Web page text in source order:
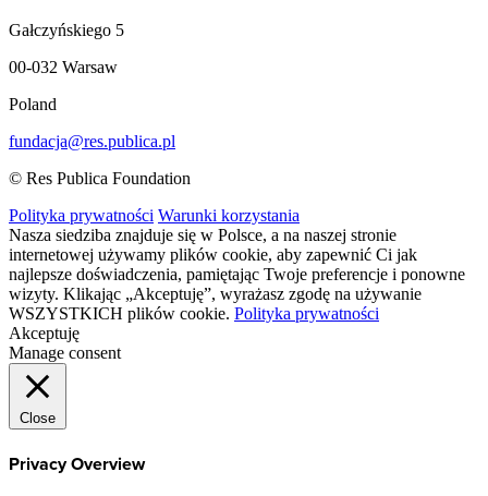
Gałczyńskiego 5
00-032 Warsaw
Poland
fundacja@res.publica.pl
© Res Publica Foundation
Polityka prywatności Warunki korzystania
Nasza siedziba znajduje się w Polsce, a na naszej stronie
internetowej używamy plików cookie, aby zapewnić Ci jak
najlepsze doświadczenia, pamiętając Twoje preferencje i ponowne
wizyty. Klikając „Akceptuję”, wyrażasz zgodę na używanie
WSZYSTKICH plików cookie. Polityka prywatności
Akceptuję
Manage consent
Close
Privacy Overview